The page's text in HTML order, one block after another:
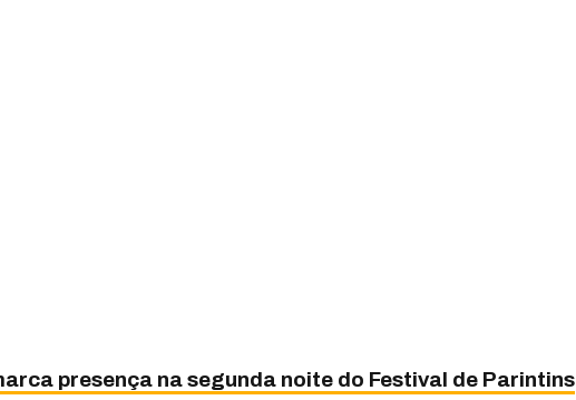
presença na segunda noite do Festival de Parintins